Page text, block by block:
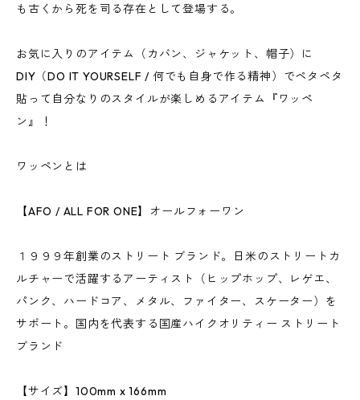
も古くから死を司る存在として登場する。
お気に入りのアイテム（カバン、ジャケット、帽子）に
DIY（DO IT YOURSELF / 何でも自身で作る精神）でペタペタ
貼って自分なりのスタイルが楽しめるアイテム『ワッペ
ン』！
ワッペンとは
【AFO / ALL FOR ONE】オールフォーワン
１９９９年創業のストリート ブランド。日米のストリートカ
ルチャーで活躍するアーティスト（ヒップホップ、レゲエ、
パンク、ハードコア、メタル、ファイター、スケーター）を
サポート。国内を代表する国産ハイクオリティー ストリート
ブランド
【サイズ】100mm x 166mm